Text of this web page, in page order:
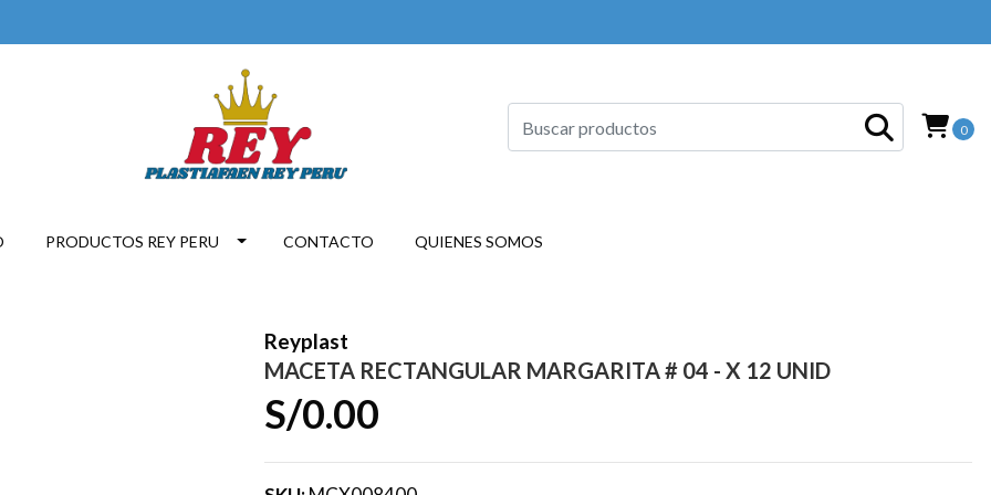
0
PRODUCTOS REY PERU CONTACTO QUIENES SOMOS
Reyplast
MACETA RECTANGULAR MARGARITA # 04 - X 12 UNID
S/0.00